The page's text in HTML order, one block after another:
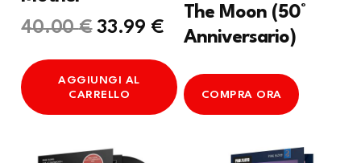
40.00€ Il
prezzo
originale
era:
40.00 €.
33.99 €Il
attuale
è:
AGGIUNGI AL
CARRELLO
The Moon (50°
Anniversario)
COMPRA ORA